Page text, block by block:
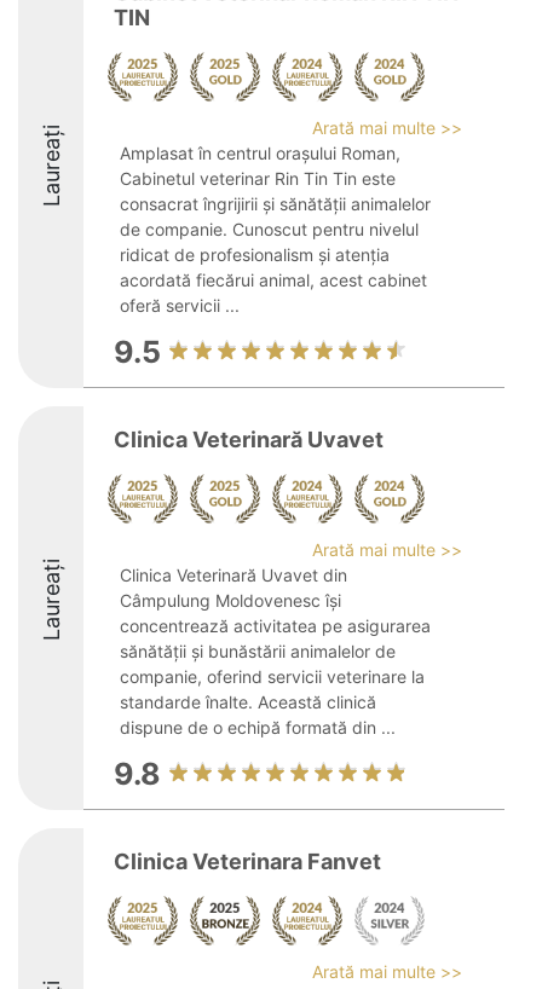
Laureați
TIN
Arată mai multe >>
Amplasat în centrul orașului Roman,
Cabinetul veterinar Rin Tin Tin este
consacrat îngrijirii și sănătății animalelor
de companie. Cunoscut pentru nivelul
ridicat de profesionalism și atenția
acordată fiecărui animal, acest cabinet
oferă servicii ...
9.5
Laureați
Clinica Veterinară Uvavet
Arată mai multe >>
Clinica Veterinară Uvavet din
Câmpulung Moldovenesc își
concentrează activitatea pe asigurarea
sănătății și bunăstării animalelor de
companie, oferind servicii veterinare la
standarde înalte. Această clinică
dispune de o echipă formată din ...
9.8
Clinica Veterinara Fanvet
Arată mai multe >>